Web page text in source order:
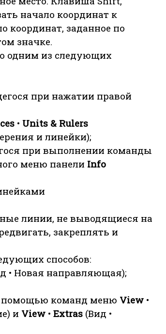
начало координат к
координат, заданное по
значке.
одним из следующих
при нажатии правой
• Units & Rulers
и линейки);
при выполнении команды
меню панели Info
линии, не выводящиеся на
закреплять и
способов:
• Новая направляющая);
команд меню View •
и View • Extras (Вид •